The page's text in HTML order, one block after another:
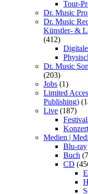
Tour-
Dr. Music
Dr. Music
Künstler- &
(412)
Dr. Music
(203)
Jobs (1)
Limited
Publishing)
Live (187)
Medien |
Blu-ray
Buch
CD